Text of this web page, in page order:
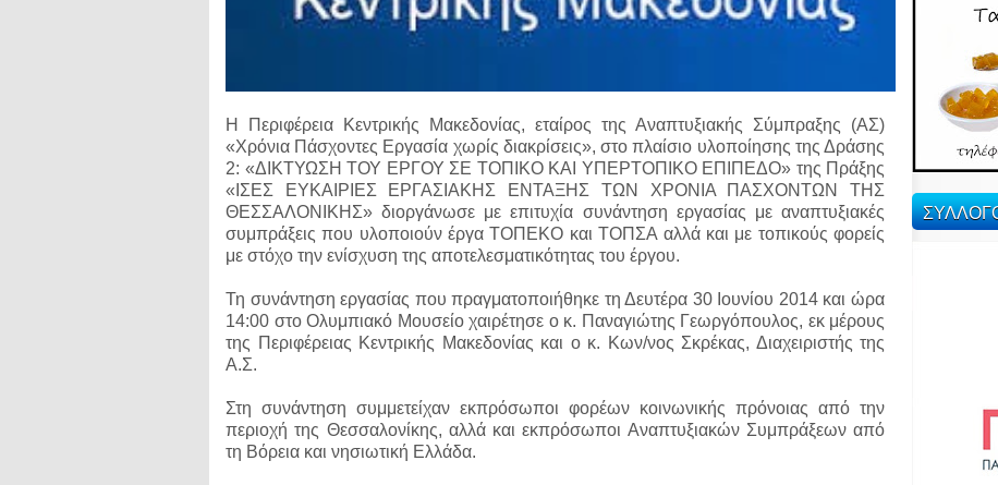
Η Περιφέρεια Κεντρικής Μακεδονίας, εταίρος της Αναπτυξιακής Σύμπραξης (ΑΣ)
«Χρόνια Πάσχοντες Εργασία χωρίς διακρίσεις», στο πλαίσιο υλοποίησης της Δράσης
2: «ΔΙΚΤΥΩΣΗ ΤΟΥ ΕΡΓΟΥ ΣΕ ΤΟΠΙΚΟ ΚΑΙ ΥΠΕΡΤΟΠΙΚΟ ΕΠΙΠΕΔΟ» της Πράξης
«ΙΣΕΣ ΕΥΚΑΙΡΙΕΣ ΕΡΓΑΣΙΑΚΗΣ ΕΝΤΑΞΗΣ ΤΩΝ ΧΡΟΝΙΑ ΠΑΣΧΟΝΤΩΝ ΤΗΣ
ΘΕΣΣΑΛΟΝΙΚΗΣ» διοργάνωσε με επιτυχία συνάντηση εργασίας με αναπτυξιακές
συμπράξεις που υλοποιούν έργα ΤΟΠΕΚΟ και ΤΟΠΣΑ αλλά και με τοπικούς φορείς
με στόχο την ενίσχυση της αποτελεσματικότητας του έργου.
Τη συνάντηση εργασίας που πραγματοποιήθηκε τη Δευτέρα 30 Ιουνίου 2014 και ώρα
14:00 στο Ολυμπιακό Μουσείο χαιρέτησε ο κ. Παναγιώτης Γεωργόπουλος, εκ μέρους
της Περιφέρειας Κεντρικής Μακεδονίας και ο κ. Κων/νος Σκρέκας, Διαχειριστής της
Α.Σ.
Στη συνάντηση συμμετείχαν εκπρόσωποι φορέων κοινωνικής πρόνοιας από την
περιοχή της Θεσσαλονίκης, αλλά και εκπρόσωποι Αναπτυξιακών Συμπράξεων από
τη Βόρεια και νησιωτική Ελλάδα.